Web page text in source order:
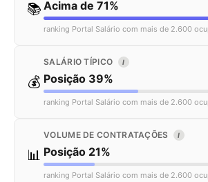
📚 Acima de 71%
ranking Portal Salário com mais de 2.600
💰
SALÁRIO TÍPICO I
Posição 39%
ranking Portal Salário com mais de 2.600
📊
VOLUME DE CONTRATAÇÕES I
Posição 21%
ranking Portal Salário com mais de 2.600